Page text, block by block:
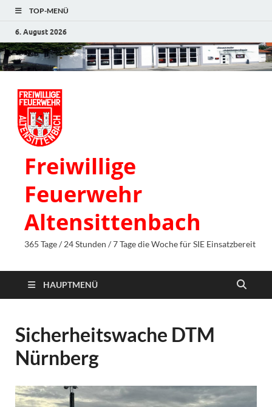
TOP-MENÜ
6. August 2026
Freiwillige
Feuerwehr
Altensittenbach
365 Tage / 24 Stunden / 7 Tage die Woche für SIE Einsatzbereit
HAUPTMENÜ
Sicherheitswache DTM
Nürnberg